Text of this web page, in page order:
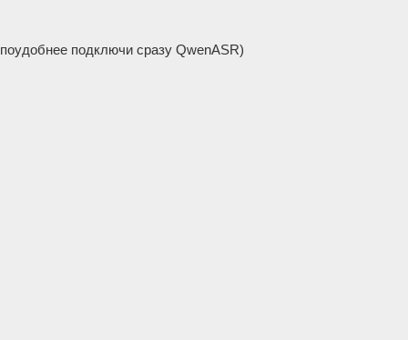
подключи сразу QwenASR)